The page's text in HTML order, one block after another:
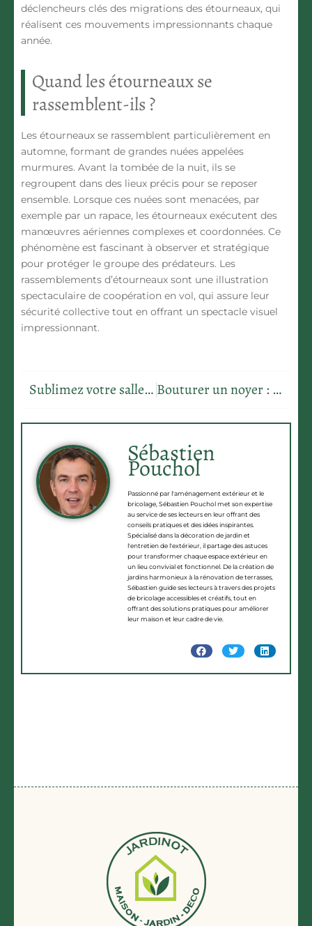
déclencheurs clés des migrations des étourneaux, qui
réalisent ces mouvements impressionnants chaque
année.
Quand les étourneaux se
rassemblent-ils ?
Les étourneaux se rassemblent particulièrement en
automne, formant de grandes nuées appelées
murmures. Avant la tombée de la nuit, ils se
regroupent dans des lieux précis pour se reposer
ensemble. Lorsque ces nuées sont menacées, par
exemple par un rapace, les étourneaux exécutent des
manœuvres aériennes complexes et coordonnées. Ce
phénomène est fascinant à observer et stratégique
pour protéger le groupe des prédateurs. Les
rassemblements d’étourneaux sont une illustration
spectaculaire de coopération en vol, qui assure leur
sécurité collective tout en offrant un spectacle visuel
impressionnant.
Sublimez votre salle de bain avec des carreaux de faïence uniques et durables Bouturer un noyer : secrets pour un arbre majestueux à la maison
Sébastien
Pouchol
Passionné par l'aménagement extérieur et le
bricolage, Sébastien Pouchol met son expertise
au service de ses lecteurs en leur offrant des
conseils pratiques et des idées inspirantes.
Spécialisé dans la décoration de jardin et
l'entretien de l'extérieur, il partage des astuces
pour transformer chaque espace extérieur en
un lieu convivial et fonctionnel. De la création de
jardins harmonieux à la rénovation de terrasses,
Sébastien guide ses lecteurs à travers des projets
de bricolage accessibles et créatifs, tout en
offrant des solutions pratiques pour améliorer
leur maison et leur cadre de vie.